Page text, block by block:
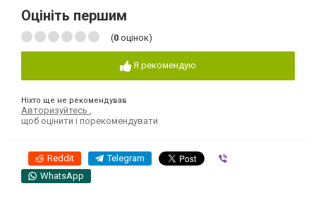
Оцініть першим
(0 оцінок)
Я рекомендую
Ніхто ще не рекомендував
Авторизуйтесь
щоб оцінити і порекомендувати
Reddit Telegram
WhatsApp